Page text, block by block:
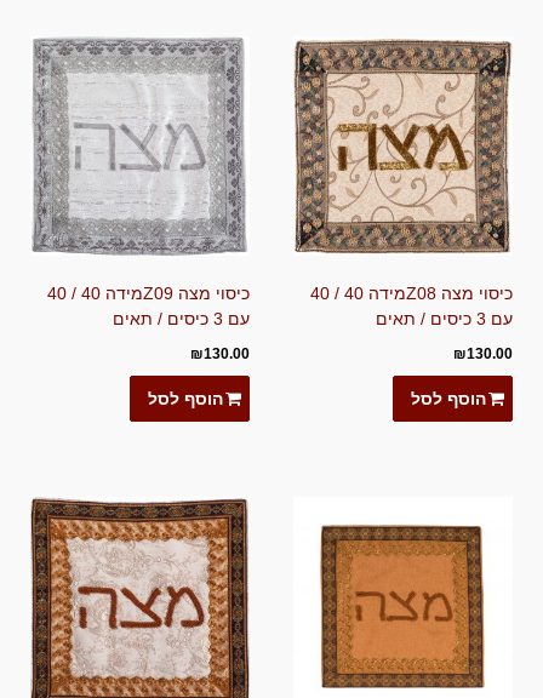
כיסוי מצה Z08מידה 40 / 40
עם 3 כיסים / תאים
₪130.00
הוסף לסל
כיסוי מצה Z09מידה 40 / 40
עם 3 כיסים / תאים
₪130.00
הוסף לסל